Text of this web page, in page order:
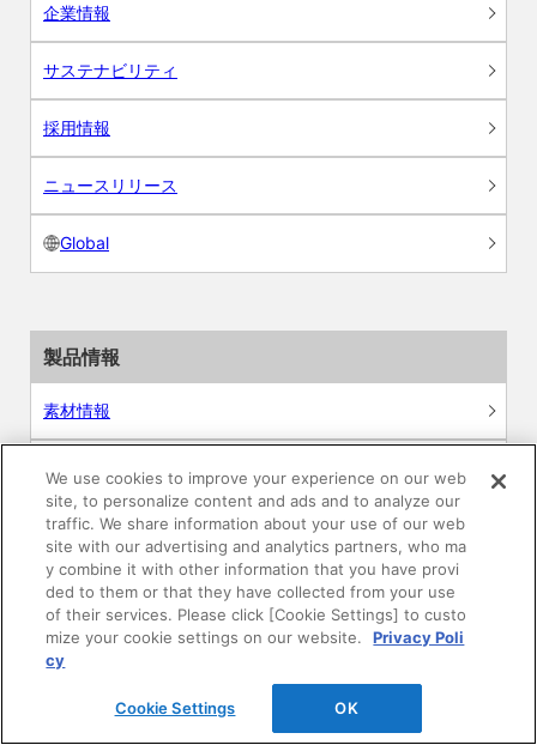
企業情報
サステナビリティ
採用情報
ニュースリリース
Global
製品情報
素材情報
建材製品情報 総合TOP
住宅向け
公共・商業施設向け
リフォーム
エンジニアリング情報
We use cookies to improve your experience on our web
site, to personalize content and ads and to analyze our
traffic. We share information about your use of our web
site with our advertising and analytics partners, who ma
y combine it with other information that you have provi
ded to them or that they have collected from your use
of their services. Please click [Cookie Settings] to custo
mize your cookie settings on our website.
Privacy Poli
cy
Cookie Settings OK